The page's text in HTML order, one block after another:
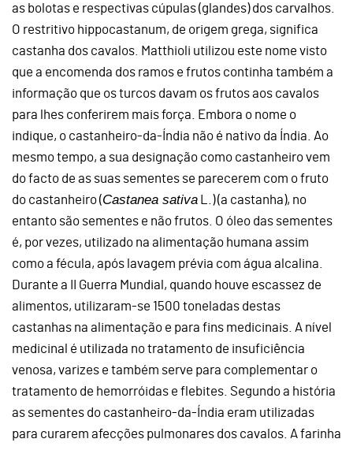
as bolotas e respectivas cúpulas (glandes) dos carvalhos.
O restritivo hippocastanum, de origem grega, significa
castanha dos cavalos. Matthioli utilizou este nome visto
que a encomenda dos ramos e frutos continha também a
informação que os turcos davam os frutos aos cavalos
para lhes conferirem mais força. Embora o nome o
indique, o castanheiro-da-Índia não é nativo da Índia. Ao
mesmo tempo, a sua designação como castanheiro vem
do facto de as suas sementes se parecerem com o fruto
do castanheiro (Castanea sativa L.) (a castanha), no
entanto são sementes e não frutos. O óleo das sementes
é, por vezes, utilizado na alimentação humana assim
como a fécula, após lavagem prévia com água alcalina.
Durante a II Guerra Mundial, quando houve escassez de
alimentos, utilizaram-se 1500 toneladas destas
castanhas na alimentação e para fins medicinais. A nível
medicinal é utilizada no tratamento de insuficiência
venosa, varizes e também serve para complementar o
tratamento de hemorróidas e flebites. Segundo a história
as sementes do castanheiro-da-Índia eram utilizadas
para curarem afecções pulmonares dos cavalos. A farinha